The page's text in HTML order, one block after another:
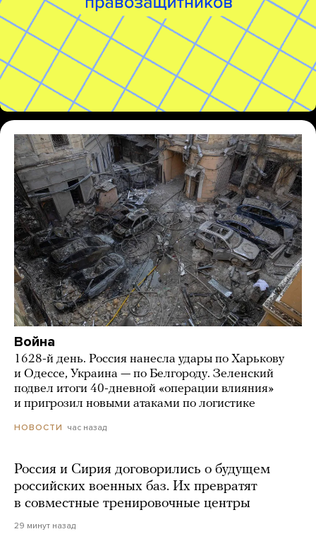
Война
1628-й день. Россия нанесла удары по Харькову
и Одессе, Украина — по Белгороду. Зеленский
подвел итоги 40-дневной «операции влияния»
и пригрозил новыми атаками по логистике
НОВОСТИ час назад
Россия и Сирия договорились о будущем
российских военных баз. Их превратят
в совместные тренировочные центры
29 минут назад